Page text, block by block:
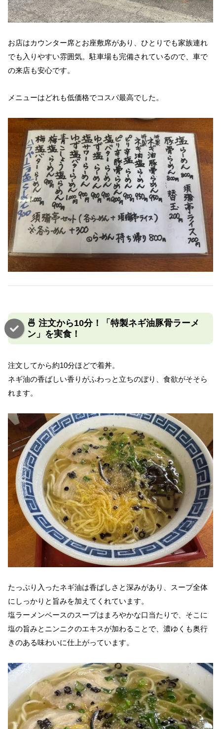
お店はカウンター席とお座敷席があり、ひとりでも家族連れ
でも入りやすい雰囲気。駐車場も完備されているので、車で
の来店も安心です。
メニューはどれも低価格でコスパ最高でした。
🍜 注文から10分！「特製ネギ油豚骨ラーメ
ン」を実食！
注文してから約10分ほどで着丼。
ネギ油の香ばしい香りがふわっと立ちのぼり、食欲がそそら
れます。
たっぷり入ったネギ油は香ばしさと深みがあり、スープ全体
にしっかりと旨みを加えてくれています。
塩ラーメンベースのスープはまろやかな口当たりで、そこに
塩の旨みとニンニクのエキスが加わることで、濃ゆくも奥行
きのある味わいに仕上がっています。